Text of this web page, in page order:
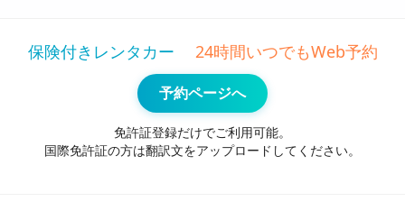
保険付きレンタカー 24時間いつでもWeb予約
予約ページへ
免許証登録だけでご利用可能。
国際免許証の方は翻訳文をアップロードしてください。